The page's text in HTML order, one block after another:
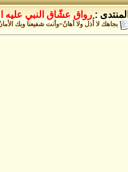
المنتدى : رواق عشّاق النبي عليه
بجاهك لا أُذل ولا أهانُ=وأنت شفيعنا وبك